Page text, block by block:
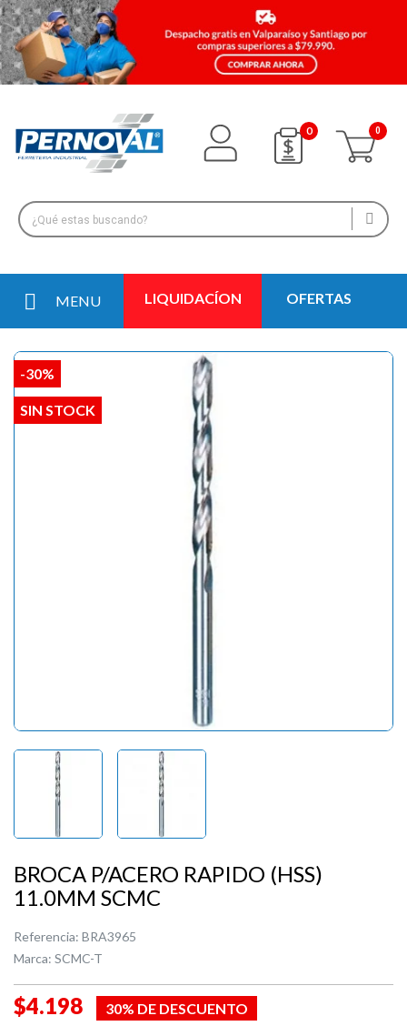
0
MENU LIQUIDACÍON OFERTAS
-30%
SIN STOCK
BROCA P/ACERO RAPIDO (HSS)
11.0MM SCMC
Referencia: BRA3965
Marca: SCMC-T
$4.198
30% DE DESCUENTO